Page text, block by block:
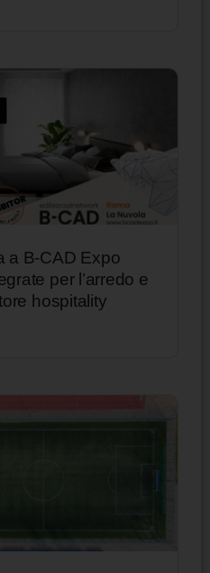
a B-CAD Expo
per l’arredo e
hospitality